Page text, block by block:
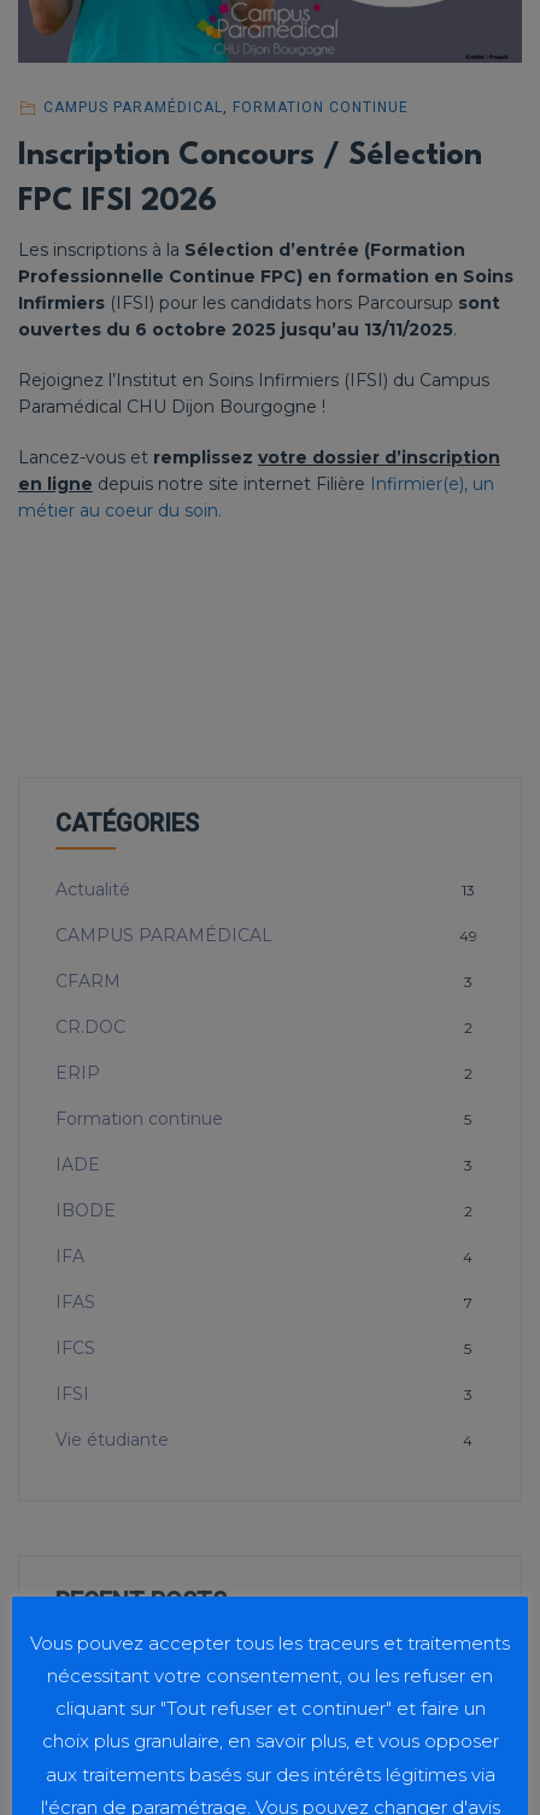
CAMPUS PARAMÉDICAL, FORMATION CONTINUE
Inscription Concours / Sélection
FPC IFSI 2026
Les inscriptions à la Sélection d’entrée (Formation
Professionnelle Continue FPC) en formation en Soins
Infirmiers (IFSI) pour les candidats hors Parcoursup sont
ouvertes du 6 octobre 2025 jusqu’au 13/11/2025.
Rejoignez l’Institut en Soins Infirmiers (IFSI) du Campus
Paramédical CHU Dijon Bourgogne !
Lancez-vous et remplissez votre dossier d’inscription
en ligne depuis notre site internet Filière Infirmier(e), un
métier au coeur du soin.
CATÉGORIES
Actualité 13
CAMPUS PARAMÉDICAL 49
CFARM 3
CR.DOC 2
ERIP 2
Formation continue 5
IADE 3
IBODE 2
IFA 4
IFAS 7
IFCS 5
IFSI 3
Vie étudiante 4
RECENT POSTS
Taxe d’apprentissage 2026
20 juillet 2026
Journée Handicap Interfilières
Vous pouvez accepter tous les traceurs et traitements
nécessitant votre consentement, ou les refuser en
cliquant sur "Tout refuser et continuer" et faire un
choix plus granulaire, en savoir plus, et vous opposer
aux traitements basés sur des intérêts légitimes via
l'écran de paramétrage. Vous pouvez changer d'avis